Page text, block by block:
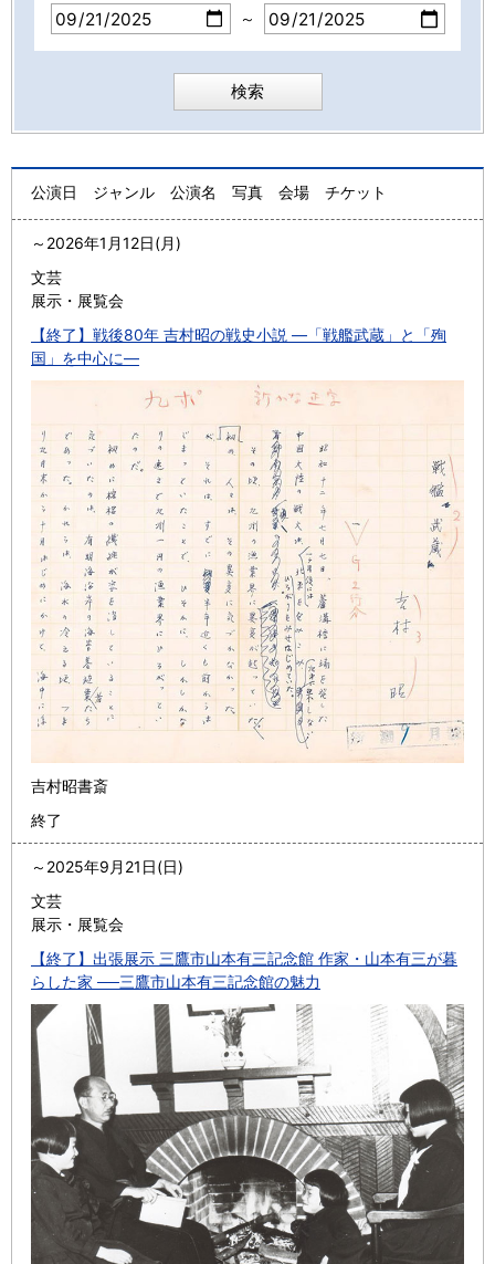
～
公演日 ジャンル 公演名 写真 会場 チケット
～ 2026年1月12日(月)
文芸
展示・展覧会
【終了】戦後80年 吉村昭の戦史小説 ―「戦艦武蔵」と「殉
国」を中心に―
吉村昭書斎
終了
～ 2025年9月21日(日)
文芸
展示・展覧会
【終了】出張展示 三鷹市山本有三記念館 作家・山本有三が暮
らした家 ──三鷹市山本有三記念館の魅力